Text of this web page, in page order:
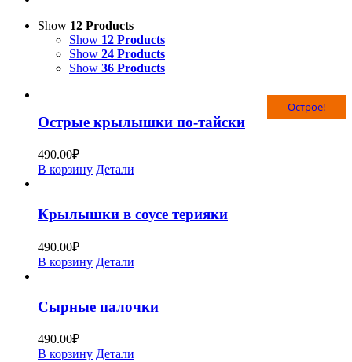
Show 12 Products
Show 12 Products
Show 24 Products
Show 36 Products
Острое!
Острые крылышки по-тайски
490.00₽
В корзину Детали
Крылышки в соусе терияки
490.00₽
В корзину Детали
Сырные палочки
490.00₽
В корзину Детали